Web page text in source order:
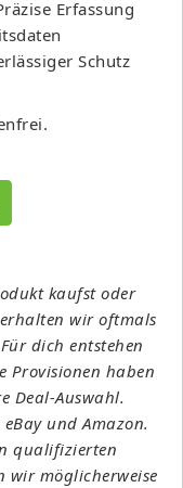
Erfassung
Schutz
kaufst oder
wir oftmals
dich entstehen
Provisionen haben
Deal-Auswahl.
und Amazon.
qualifizierten
wir möglicherweise